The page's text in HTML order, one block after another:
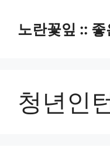
노란꽃잎 ::
청년인